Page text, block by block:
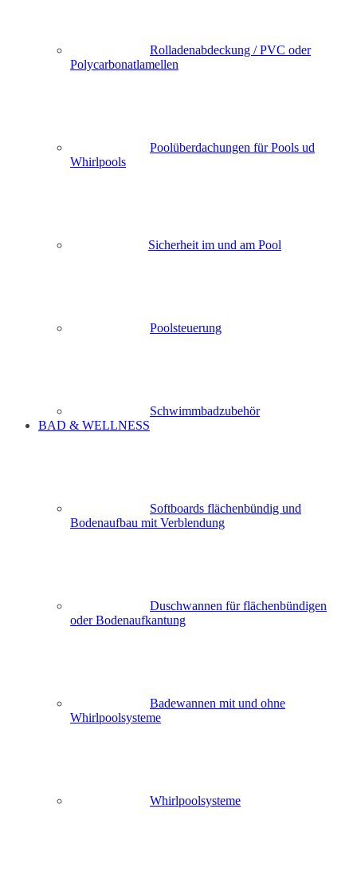
Rolladenabdeckung / PVC oder
Polycarbonatlamellen
Poolüberdachungen für Pools ud
Whirlpools
Sicherheit im und am Pool
Poolsteuerung
Schwimmbadzubehör
BAD & WELLNESS
Softboards flächenbündig und
Bodenaufbau mit Verblendung
Duschwannen für flächenbündigen
oder Bodenaufkantung
Badewannen mit und ohne
Whirlpoolsysteme
Whirlpoolsysteme